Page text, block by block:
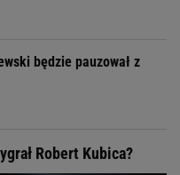
będzie pauzował z
Robert Kubica?